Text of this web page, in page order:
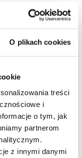
O plikach cookies
treści
i
o tym, jak
partnerom
z innymi danymi
z Bankiem BPH
w Gdańsku. Sędzia
8 listopada 2024
zwrotu
przypadku jednak od
wyliczono na kwotę
umowy kredytu